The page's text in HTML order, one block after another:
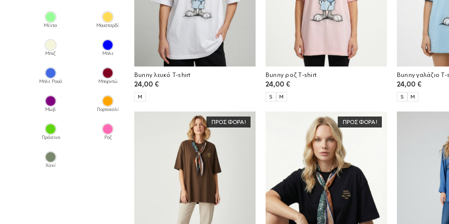
Μέντα Μουσταρδί
Μπεζ Μπλε
Μπλε Ρουά Μπορντώ
Μωβ Πορτοκαλί
Πράσινο Ροζ
Χακί
Bunny λευκό T-shirt
24,00 €
M
Bunny ροζ T-shirt
24,00 €
S M
Bunny γαλάζιο
24,00 €
S M
ΠΡΟΣΦΟΡΆ! ΠΡΟΣΦΟΡΆ!